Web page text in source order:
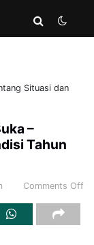
Situasi dan
–
Tahun
Comments Off